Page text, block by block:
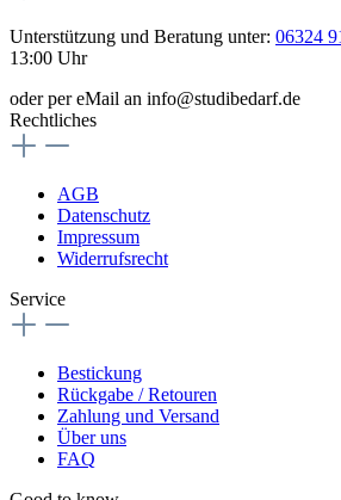
Unterstützung und Beratung unter: 06324
13:00 Uhr
oder per eMail an info@studibedarf.de
Rechtliches
AGB
Datenschutz
Impressum
Widerrufsrecht
Service
Bestickung
Rückgabe / Retouren
Zahlung und Versand
Über uns
FAQ